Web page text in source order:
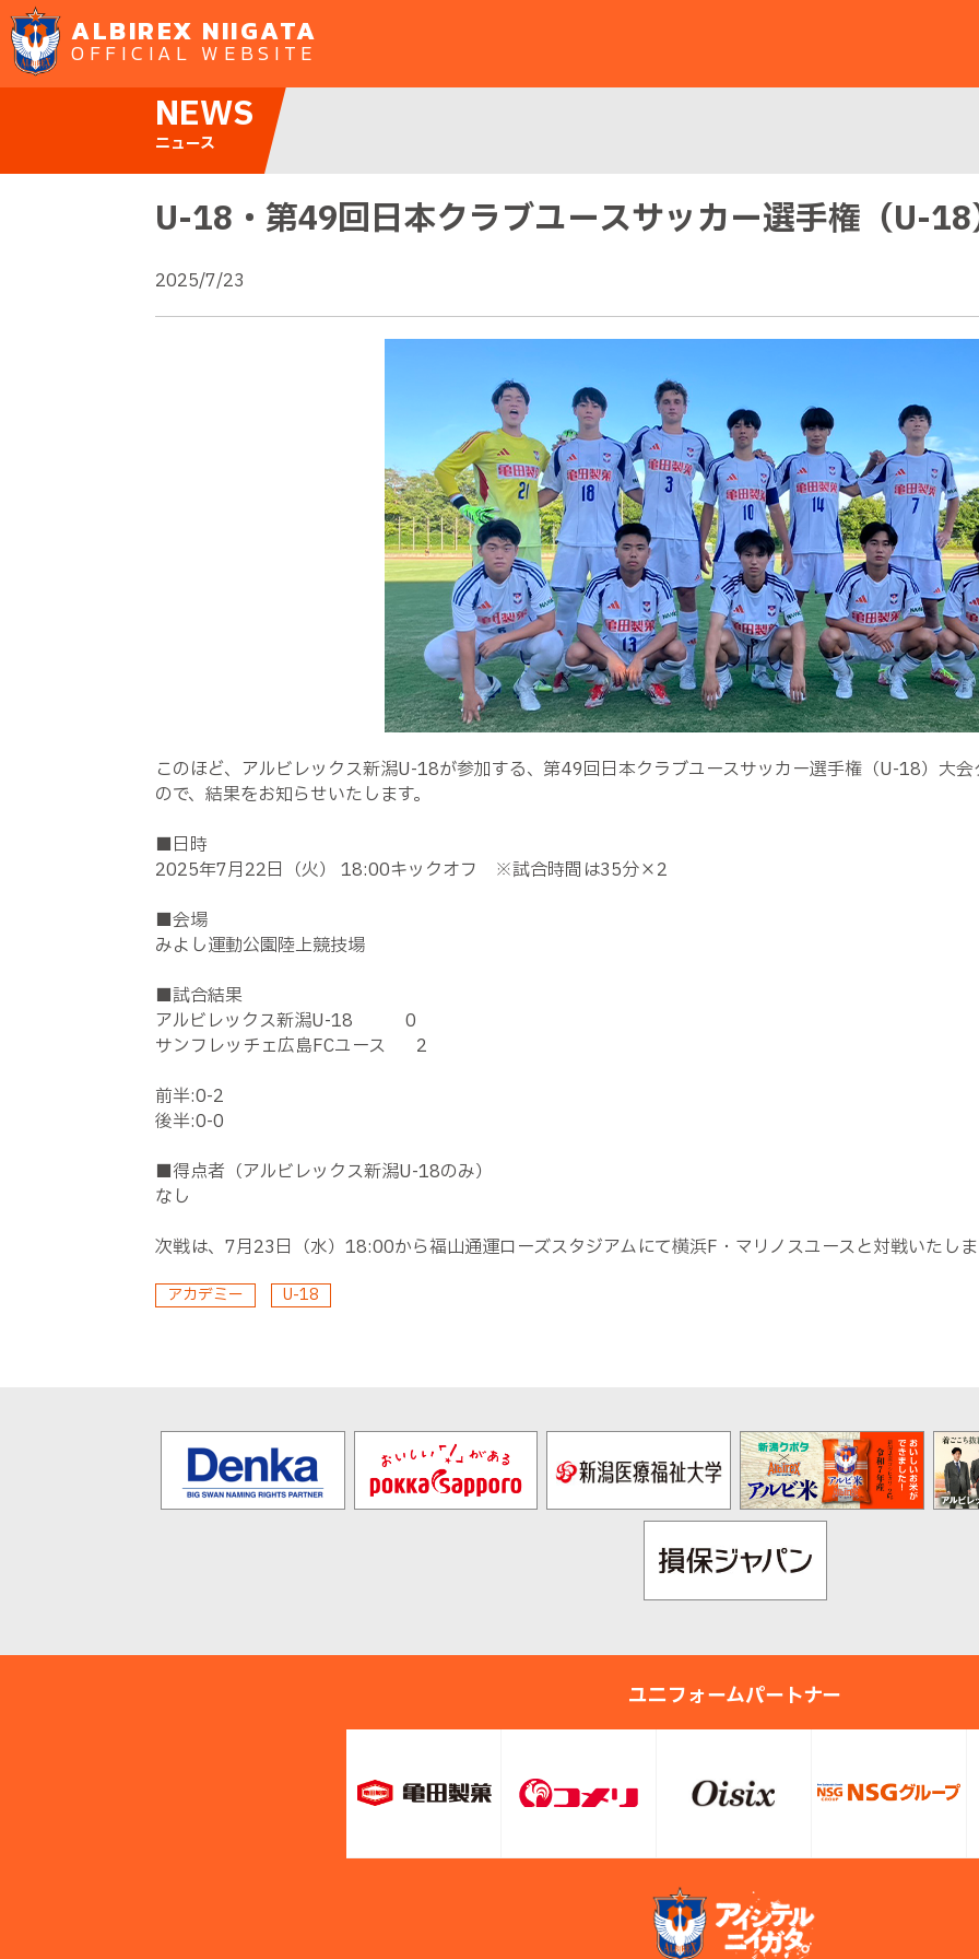
ALBIREX NIIGATA
OFFICIAL WEBSITE
NEWS
ニュース
U-18・第49回日本クラブユースサッカー選手権（U-
2025/7/23
このほど、アルビレックス新潟U-18が参加する、第49回日本クラブユースサッカー選手権（U-18）大
ので、結果をお知らせいたします。
■日時
2025年7月22日（火） 18:00キックオフ ※試合時間は35分×2
■会場
みよし運動公園陸上競技場
■試合結果
アルビレックス新潟U-18 0
サンフレッチェ広島FCユース 2
前半:0-2
後半:0-0
■得点者（アルビレックス新潟U-18のみ）
なし
次戦は、 7月23日（水） 18:00から福山通運ローズスタジアムにて横浜F ・マリノスユースと対戦いたし
アカデミー U-18
ユニフォームパートナー